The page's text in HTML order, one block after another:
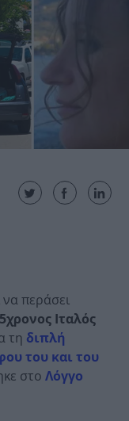
περάσει
Ιταλός
τη διπλή
του και του
στο Λόγγο